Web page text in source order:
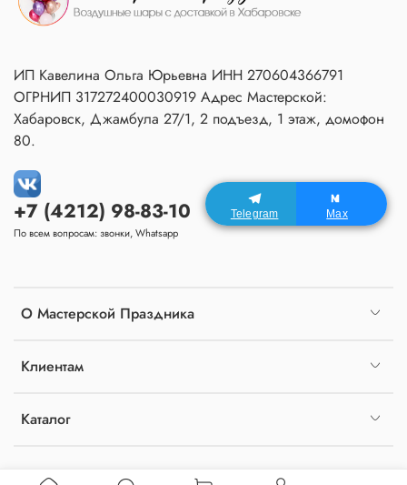
О Мастерской Праздника
Клиентам
Каталог
+7 (4212) 98-83-10
По всем вопросам: звонки, Whatsapp
ИП Кавелина Ольга Юрьевна ИНН 270604366791
ОГРНИП 317272400030919 Адрес Мастерской:
Хабаровск, Джамбула 27/1, 2 подъезд, 1 этаж, домофон
80.
Telegram Max